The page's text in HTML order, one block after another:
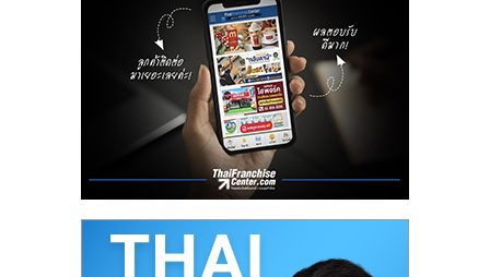
ไชส์,
ศูนย์